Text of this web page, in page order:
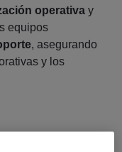
operativa y
equipos
, asegurando
y los